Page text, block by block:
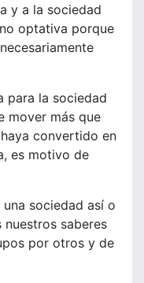
y a la sociedad
optativa porque
para la sociedad
mover más que
convertido en
es motivo de
sociedad así o
saberes
por otros y de